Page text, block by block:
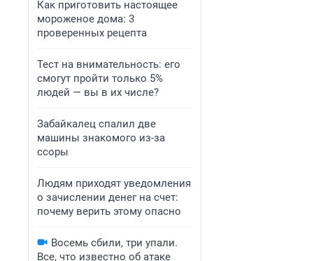
Как приготовить настоящее
мороженое дома: 3
проверенных рецепта
Тест на внимательность: его
смогут пройти только 5%
людей — вы в их числе?
Забайкалец спалил две
машины знакомого из-за
ссоры
Людям приходят уведомления
о зачислении денег на счет:
почему верить этому опасно
Восемь сбили, три упали.
Все, что известно об атаке